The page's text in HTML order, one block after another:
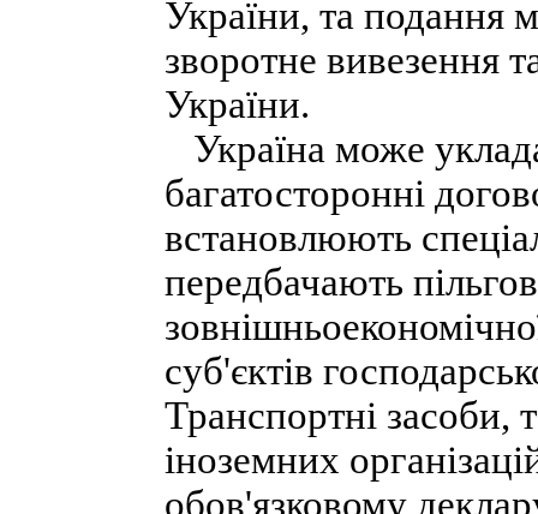
України, та подання
зворотне вивезення
України.
Україна може
багатосторонні
встановлюють
передбачають
суб'єктів
Транспортні засоби,
іноземних
обов'язковому